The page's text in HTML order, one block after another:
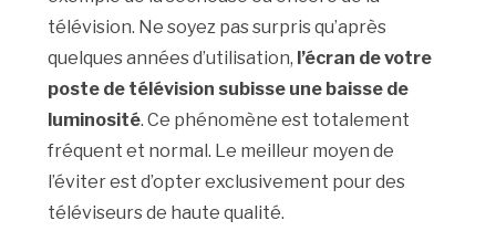
télévision. Ne soyez pas surpris qu’après
quelques années d’utilisation, l’écran de votre
poste de télévision subisse une baisse de
luminosité. Ce phénomène est totalement
fréquent et normal. Le meilleur moyen de
l’éviter est d’opter exclusivement pour des
téléviseurs de haute qualité.